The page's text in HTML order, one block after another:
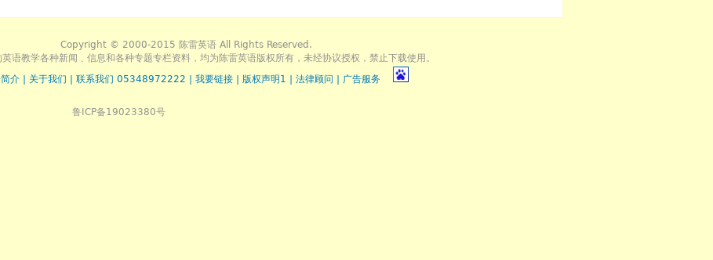
Copyright © 2000-2015 陈雷英语 All Rights Reserved.
语教学各种新闻﹑信息和各种专题专栏资料，均为陈雷英语版权所有，未经协议授权，禁止下载使用。
介
关于我们 联系我们 05348972222 我要链接 版权声明1 法律顾问 广告服务
鲁ICP备19023380号